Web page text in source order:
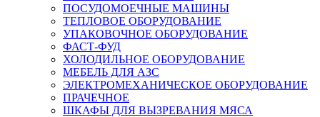
ПОСУДОМОЕЧНЫЕ МАШИНЫ
ТЕПЛОВОЕ ОБОРУДОВАНИЕ
УПАКОВОЧНОЕ ОБОРУДОВАНИЕ
ФАСТ-ФУД
ХОЛОДИЛЬНОЕ ОБОРУДОВАНИЕ
МЕБЕЛЬ ДЛЯ АЗС
ЭЛЕКТРОМЕХАНИЧЕСКОЕ ОБОРУДОВАНИЕ
ПРАЧЕЧНОЕ
ШКАФЫ ДЛЯ ВЫЗРЕВАНИЯ МЯСА